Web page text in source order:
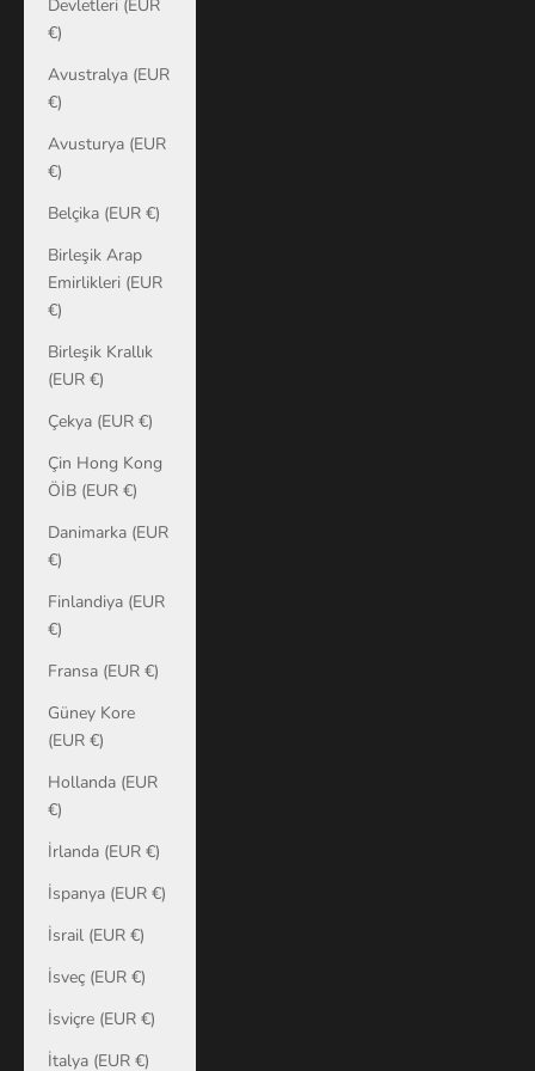
Devletleri (EUR
€)
Avustralya (EUR
€)
Avusturya (EUR
€)
Belçika (EUR €)
Birleşik Arap
Emirlikleri (EUR
€)
Birleşik Krallık
(EUR €)
Çekya (EUR €)
Çin Hong Kong
ÖİB (EUR €)
Danimarka (EUR
€)
Finlandiya (EUR
€)
Fransa (EUR €)
Güney Kore
(EUR €)
Hollanda (EUR
€)
İrlanda (EUR €)
İspanya (EUR €)
İsrail (EUR €)
İsveç (EUR €)
İsviçre (EUR €)
İtalya (EUR €)